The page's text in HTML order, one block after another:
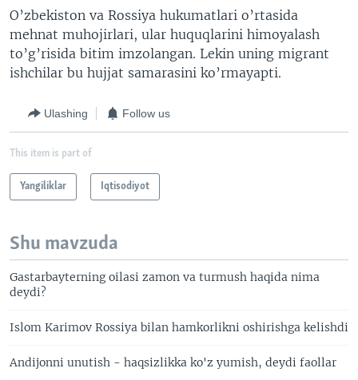
O’zbekiston va Rossiya hukumatlari o’rtasida
mehnat muhojirlari, ular huquqlarini himoyalash
to’g’risida bitim imzolangan. Lekin uning migrant
ishchilar bu hujjat samarasini ko’rmayapti.
Ulashing Follow us
This item is part of
Yangiliklar Iqtisodiyot
Shu mavzuda
Gastarbayterning oilasi zamon va turmush haqida nima
deydi?
Islom Karimov Rossiya bilan hamkorlikni oshirishga kelishdi
Andijonni unutish - haqsizlikka ko'z yumish, deydi faollar